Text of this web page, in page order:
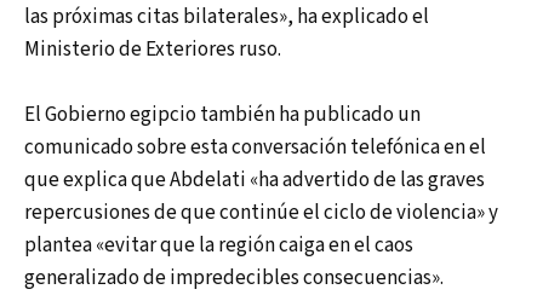
las próximas citas bilaterales», ha explicado el
Ministerio de Exteriores ruso.
El Gobierno egipcio también ha publicado un
comunicado sobre esta conversación telefónica en el
que explica que Abdelati «ha advertido de las graves
repercusiones de que continúe el ciclo de violencia» y
plantea «evitar que la región caiga en el caos
generalizado de impredecibles consecuencias».